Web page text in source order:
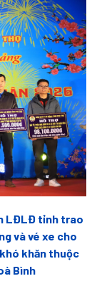
LĐLĐ tỉnh trao
và vé xe cho
khăn thuộc
Bình